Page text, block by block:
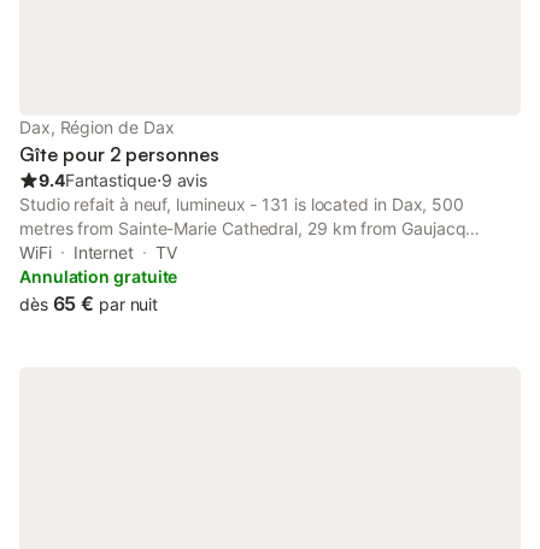
Dax, Région de Dax
Gîte pour 2 personnes
9.4Fantastique⋅9 avis
Studio refait à neuf, lumineux - 131 is located in Dax, 500
metres from Sainte-Marie Cathedral, 29 km from Gaujacq
Castle, as well as 32 km from Natural Reserve of the Courant
d'Huchet. The apartment is 35 km from Seignosse Golf Course.
WiFi Internet
TV
Annulation gratuite
dès 65 € par nuit